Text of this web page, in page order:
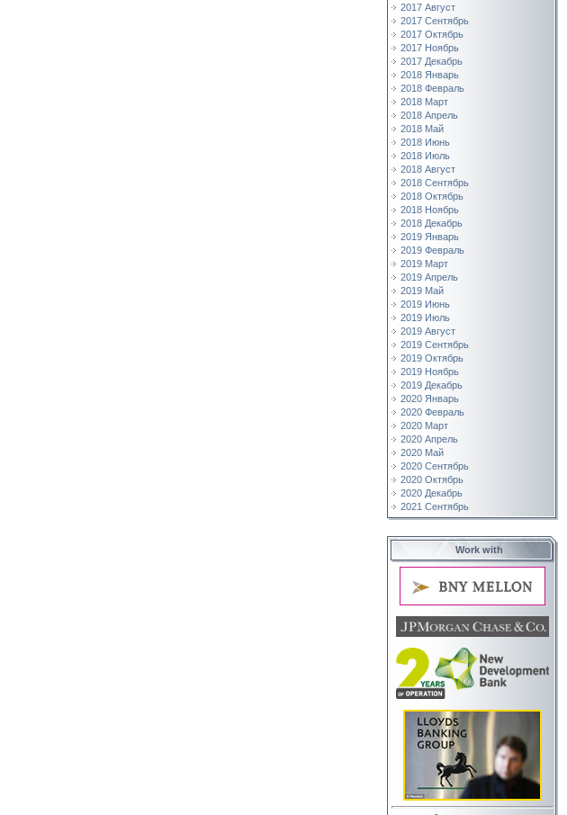
2017 Август
2017 Сентябрь
2017 Октябрь
2017 Ноябрь
2017 Декабрь
2018 Январь
2018 Февраль
2018 Март
2018 Апрель
2018 Май
2018 Июнь
2018 Июль
2018 Август
2018 Сентябрь
2018 Октябрь
2018 Ноябрь
2018 Декабрь
2019 Январь
2019 Февраль
2019 Март
2019 Апрель
2019 Май
2019 Июнь
2019 Июль
2019 Август
2019 Сентябрь
2019 Октябрь
2019 Ноябрь
2019 Декабрь
2020 Январь
2020 Февраль
2020 Март
2020 Апрель
2020 Май
2020 Сентябрь
2020 Октябрь
2020 Декабрь
2021 Сентябрь
Work with